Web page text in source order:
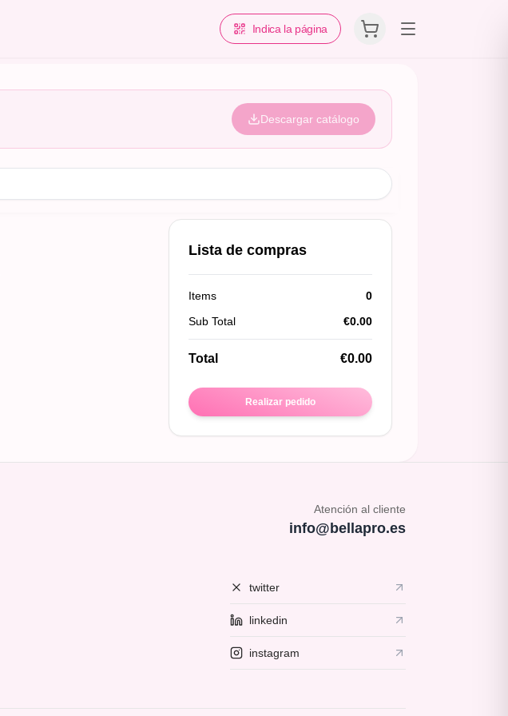
Indica la página
Descargar catálogo
Lista de compras
Items
0
Sub Total
€0.00
Total €0.00
Realizar pedido
Atención al cliente
info@bellapro.es
twitter
linkedin
instagram